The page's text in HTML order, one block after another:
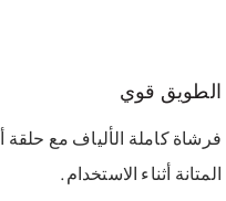
الطويق قوي
فرشاة كاملة الألياف مع
المتانة أثناء الاستخدام.